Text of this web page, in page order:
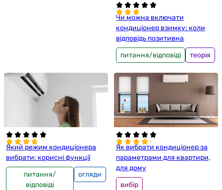
Чи можна включати
кондиціонер взимку: коли
відповідь позитивна
питання/відповіді
теорія
Який режим кондиціонера
вибрати: корисні функції
питання/
відповіді
огляди
Як вибрати кондиціонер за
параметрами для квартири,
для дому
вибір